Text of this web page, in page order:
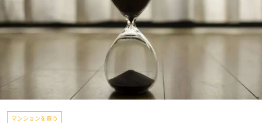
マンションを買う